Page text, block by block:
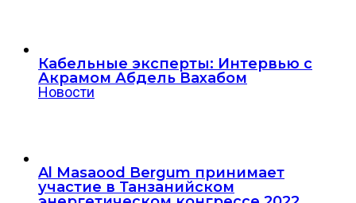
Кабельные эксперты: Интервью с
Акрамом Абдель Вахабом
Новости
Al Masaood Bergum принимает
участие в Танзанийском